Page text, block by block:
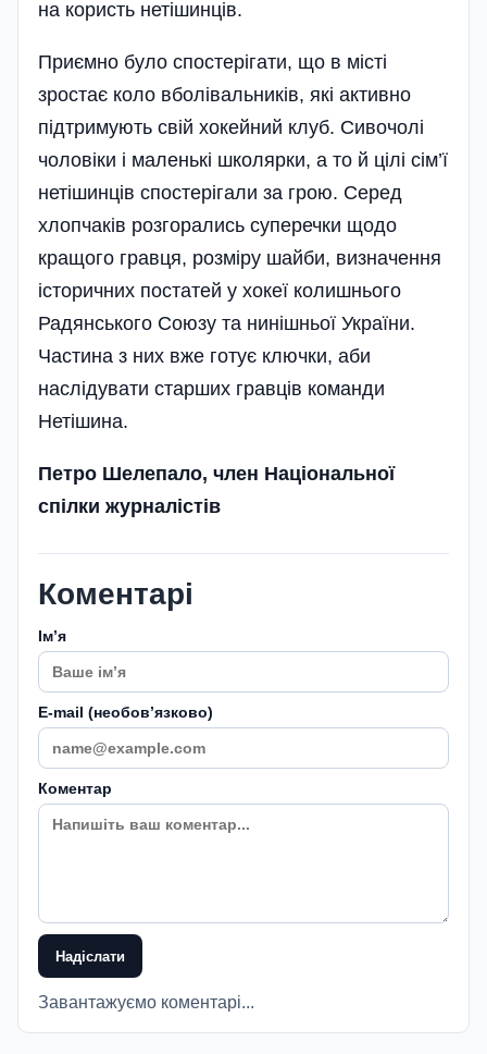
на користь нетішинців.
Приємно було спостерігати, що в місті
зростає коло вболівальників, які активно
підтримують свій хокейний клуб. Сивочолі
чоловіки і маленькі школярки, а то й цілі сім’ї
нетішинців спостерігали за грою. Серед
хлопчаків розгорались суперечки щодо
кращого гравця, розміру шайби, визначення
історичних постатей у хокеї колишнього
Радянського Союзу та нинішньої України.
Частина з них вже готує ключки, аби
наслідувати старших гравців команди
Нетішина.
Петро Шелепало, член Національної
спілки журналістів
Коментарі
Імʼя
E-mail (необовʼязково)
Коментар
Надіслати
Завантажуємо коментарі...